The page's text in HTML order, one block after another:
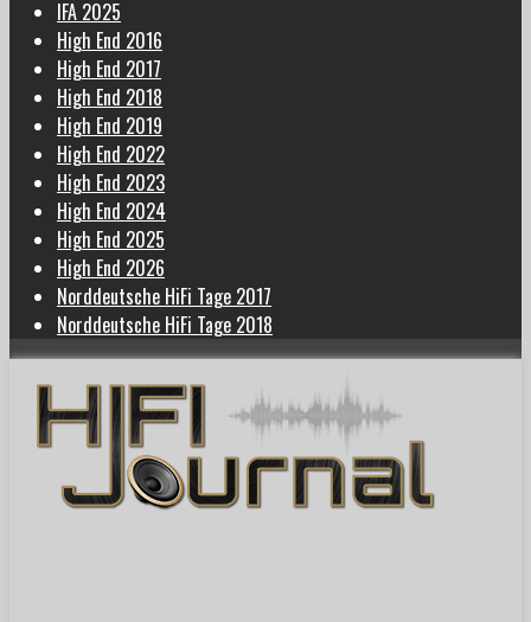
IFA 2025
High End 2016
High End 2017
High End 2018
High End 2019
High End 2022
High End 2023
High End 2024
High End 2025
High End 2026
Norddeutsche HiFi Tage 2017
Norddeutsche HiFi Tage 2018